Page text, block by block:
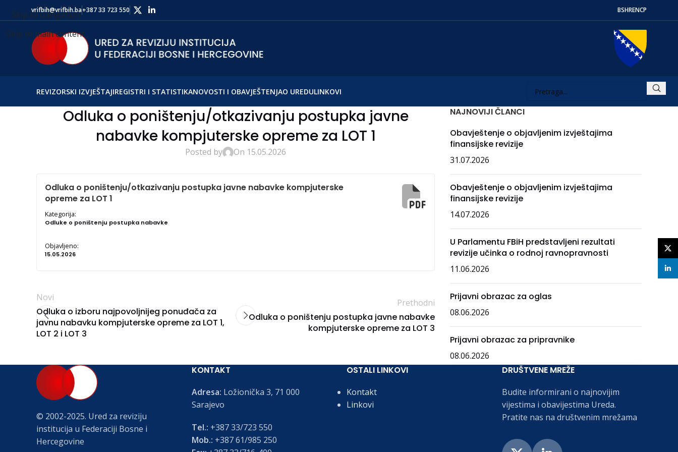
Skip to navigation
Skip to main content
vrifbih@vrifbih.ba+387 33 723 550 BSHRENСР
REVIZORSKI IZVJEŠTAJIREGISTRI I STATISTIKANOVOSTI I OBAVJEŠTENJAO UREDULINKOVI
Odluka o poništenju/otkazivanju postupka javne
nabavke kompjuterske opreme za LOT 1
Posted by On 15.05.2026
Odluka o poništenju/otkazivanju postupka javne nabavke kompjuterske
opreme za LOT 1
Kategorija:
Odluke o poništenju postupka nabavke
Objavljeno:
15.05.2026
Novi
Odluka o izboru najpovoljnijeg ponuđača za
javnu nabavku kompjuterske opreme za LOT 1,
LOT 2 i LOT 3
Prethodni
Odluka o poništenju postupka javne nabavke
kompjuterske opreme za LOT 3
NAJNOVIJI ČLANCI
Obavještenje o objavljenim izvještajima
finansijske revizije
31.07.2026
Obavještenje o objavljenim izvještajima
finansijske revizije
14.07.2026
U Parlamentu FBiH predstavljeni rezultati
revizije učinka o rodnoj ravnopravnosti
11.06.2026
Prijavni obrazac za oglas
08.06.2026
Prijavni obrazac za pripravnike
08.06.2026
© 2002-2025. Ured za reviziju
institucija u Federaciji Bosne i
Hercegovine
KONTAKT
Adresa: Ložionička 3, 71 000
Sarajevo
Tel.: +387 33/723 550
Mob.: +387 61/985 250
OSTALI LINKOVI
Kontakt
Linkovi
DRUŠTVENE MREŽE
Budite informirani o najnovijim
vijestima i obavijestima Ureda.
Pratite nas na društvenim mrežama